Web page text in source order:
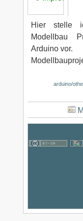
Hier stelle
Modellbau
Arduino vor.
arduino/